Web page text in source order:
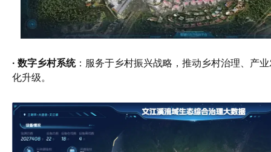
· 数字乡村系统：服务于乡村振兴战略，推动乡村治理、产
化升级。